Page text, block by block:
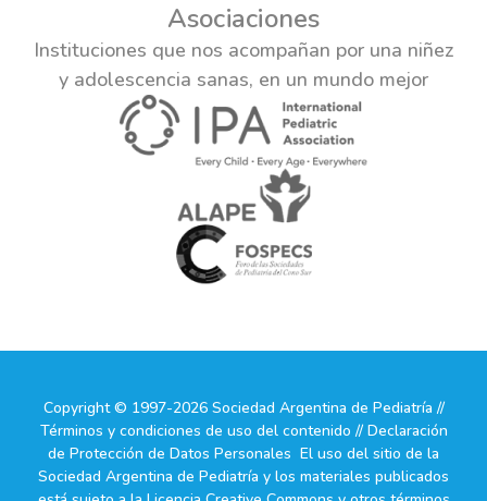
Asociaciones
Instituciones que nos acompañan por una niñez
y adolescencia sanas, en un mundo mejor
Copyright © 1997-2026 Sociedad Argentina de Pediatría //
Términos y condiciones de uso del contenido // Declaración
de Protección de Datos Personales El uso del sitio de la
Sociedad Argentina de Pediatría y los materiales publicados